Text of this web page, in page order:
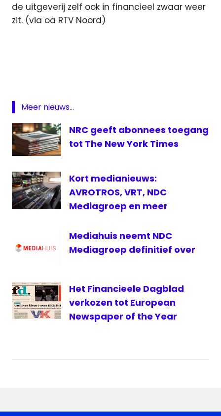
de uitgeverij zelf ook in financieel zwaar weer
zit. (via oa RTV Noord)
Meer nieuws...
NRC geeft abonnees toegang
tot The New York Times
Kort medianieuws:
AVROTROS, VRT, NDC
Mediagroep en meer
Mediahuis neemt NDC
Mediagroep definitief over
Het Financieele Dagblad
verkozen tot European
Newspaper of the Year